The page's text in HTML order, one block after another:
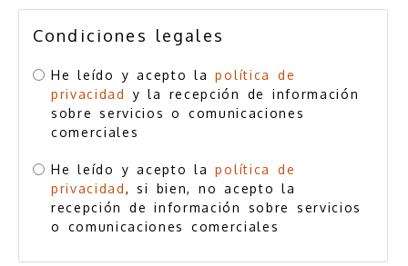
Condiciones legales
He leído y acepto lapolítica de
privacidad
y la recepción de información
sobre servicios o comunicaciones
comerciales
He leído y acepto lapolítica de
privacidad, si bien, no acepto la
recepción de información sobre servicios
o comunicaciones comerciales